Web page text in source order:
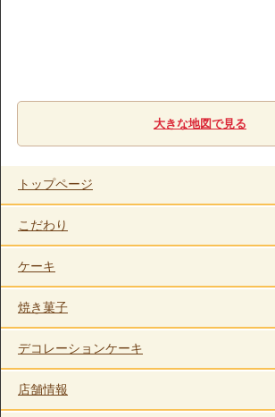
大きな地図で見る
トップページ
こだわり
ケーキ
焼き菓子
デコレーションケーキ
店舗情報